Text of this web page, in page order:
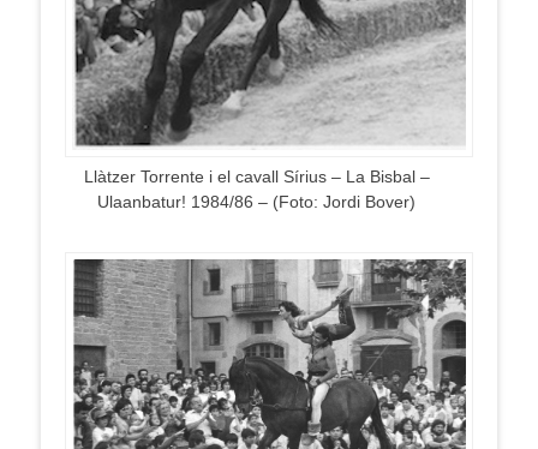
Llàtzer Torrente i el cavall Sírius – La Bisbal –
Ulaanbatur! 1984/86 – (Foto: Jordi Bover)